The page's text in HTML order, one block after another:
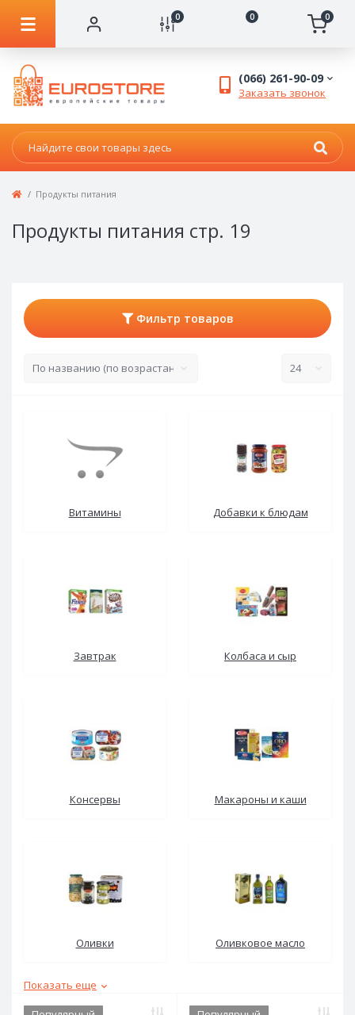
0 0 0
(066) 261-90-09
Заказать звонок
Продукты питания
Продукты питания стр. 19
Фильтр товаров
Витамины Добавки к блюдам
Завтрак Колбаса и сыр
Консервы Макароны и каши
Оливки Оливковое масло
Показать еще